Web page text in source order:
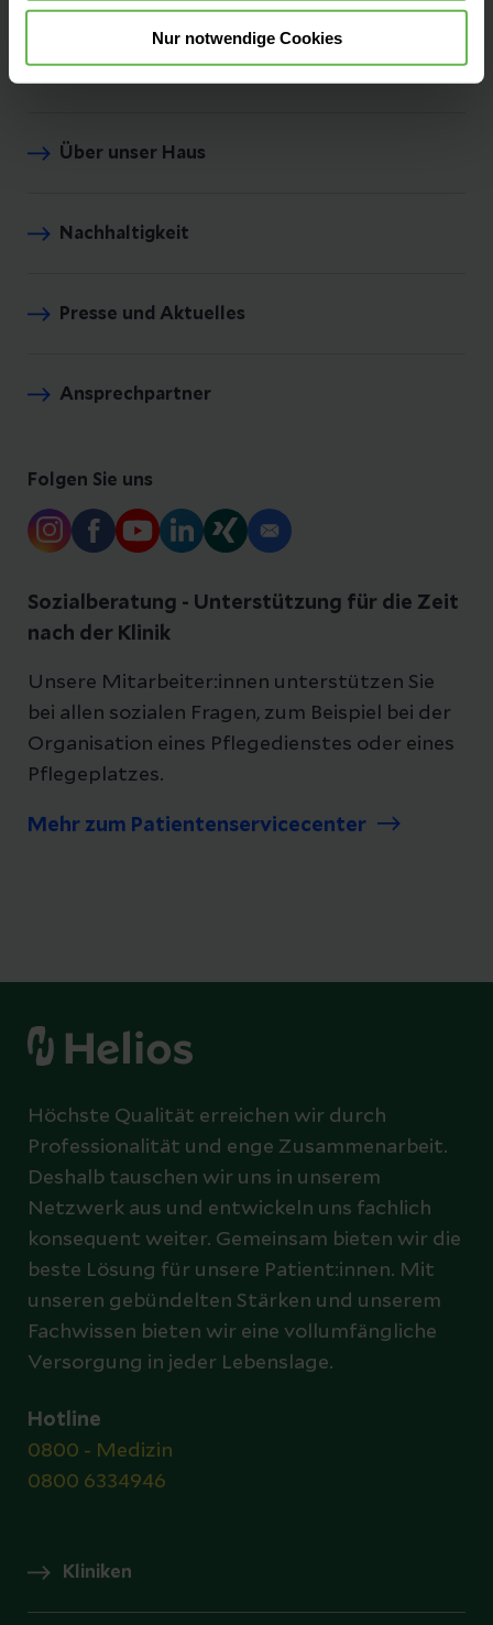
Nur notwendige Cookies
Über unser Haus
Nachhaltigkeit
Presse und Aktuelles
Ansprechpartner
Folgen Sie uns
Sozialberatung - Unterstützung für die Zeit
nach der Klinik
Unsere Mitarbeiter:innen unterstützen Sie
bei allen sozialen Fragen, zum Beispiel bei der
Organisation eines Pflegedienstes oder eines
Pflegeplatzes.
Mehr zum Patientenservicecenter
Höchste Qualität erreichen wir durch
Professionalität und enge Zusammenarbeit.
Deshalb tauschen wir uns in unserem
Netzwerk aus und entwickeln uns fachlich
konsequent weiter. Gemeinsam bieten wir die
beste Lösung für unsere Patient:innen. Mit
unseren gebündelten Stärken und unserem
Fachwissen bieten wir eine vollumfängliche
Versorgung in jeder Lebenslage.
Hotline
0800 - Medizin
0800 6334946
Kliniken